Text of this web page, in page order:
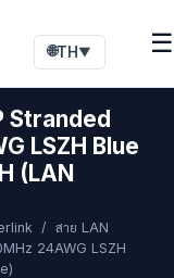
🌐TH ▼ ☰
Stranded
LSZH Blue
(LAN
/ สาย LAN
24AWG LSZH